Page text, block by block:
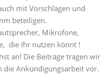
mit Vorschlägen und
beteiligen.
Mikrofone,
die Ihr nutzen könnt !
an! Die Beiträge tragen wir
die Ankündigungsarbeit vor.